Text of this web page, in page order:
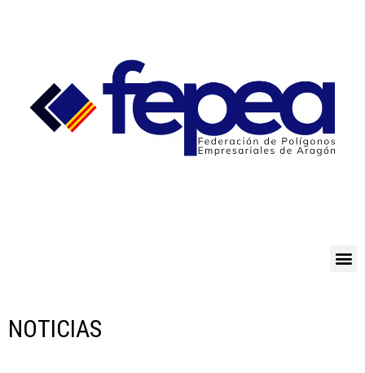
NOTICIAS